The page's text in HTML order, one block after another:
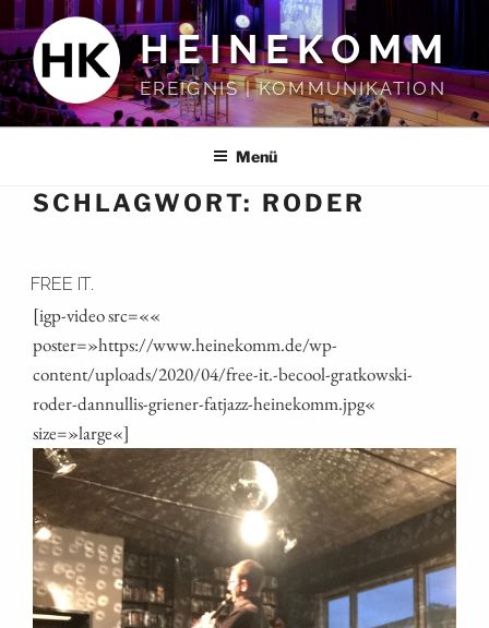
Inhalt
springen
HEINEKOMM
EREIGNIS | KOMMUNIKATION
Menü
SCHLAGWORT: RODER
FREE IT.
[igp-video src=««
poster=»https://www.heinekomm.de/wp-
content/uploads/2020/04/free-it.-becool-gratkowski-
roder-dannullis-griener-fatjazz-heinekomm.jpg«
size=»large«]